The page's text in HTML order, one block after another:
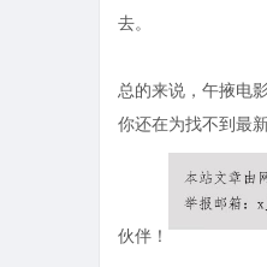
去。
总的来说，午掖电
你还在为找不到最
伙伴！